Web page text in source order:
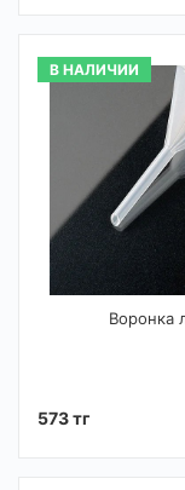
В НАЛИЧИИ
Воронка
573 тг